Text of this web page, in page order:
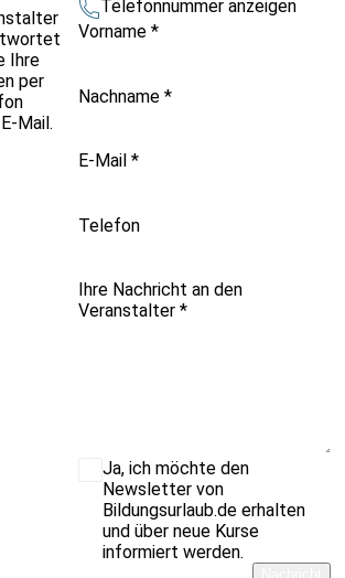
Ihre
per
Mail.
Telefonnummer anzeigen
Vorname *
Nachname *
E-Mail *
Telefon
Ihre Nachricht an den
Veranstalter *
Ja, ich möchte den
Newsletter von
Bildungsurlaub.de erhalten
und über neue Kurse
informiert werden.